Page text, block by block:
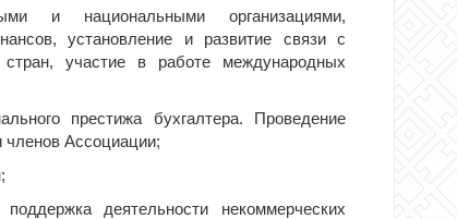
и национальными организациями,
установление и развитие связи с
участие в работе международных
престижа бухгалтера. Проведение
членов Ассоциации;
деятельности некоммерческих